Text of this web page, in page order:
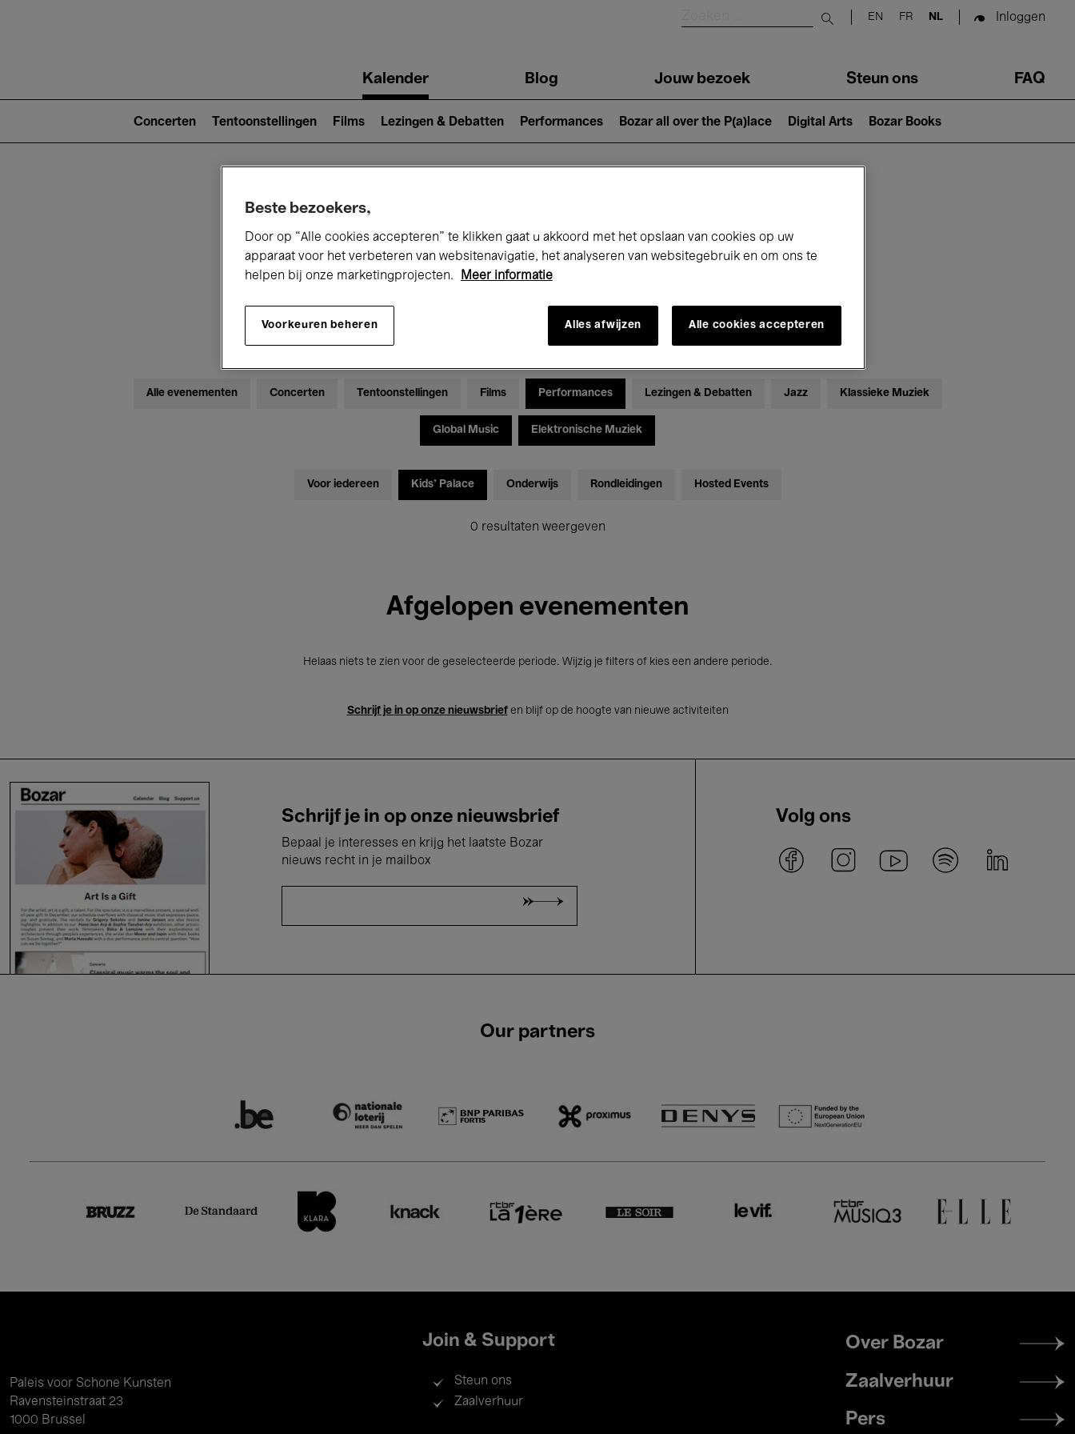
Submit search
EN FR NL Inloggen
navigationKalender Blog Jouw bezoek Steun ons FAQ
2)
Concerten Tentoonstellingen Films Lezingen & Debatten Performances Bozar all over the P(a)lace Digital Arts Bozar Books
Nu bij Bozar
Zondag 17 Mei 2026
Alle evenementen Concerten Tentoonstellingen Films Performances Lezingen & Debatten Jazz Klassieke Muziek
Global Music Elektronische Muziek
Voor iedereen Kids’ Palace Onderwijs Rondleidingen Hosted Events
0 resultaten weergeven
Afgelopen evenementen
Helaas niets te zien voor de geselecteerde periode. Wijzig je filters of kies een andere periode.
Schrijf je in op onze nieuwsbriefen blijf op de hoogte van nieuwe activiteiten
Schrijf je in op onze nieuwsbrief
Bepaal je interesses en krijg het laatste Bozar
nieuws recht in je mailbox
Volg ons
Our partners
Paleis voor Schone Kunsten
Ravensteinstraat 23
1000 Brussel
Join & Support
Steun ons
Zaalverhuur
Footer
menu
Over Bozar
Zaalverhuur
Pers
Beste bezoekers,
Door op “Alle cookies accepteren” te klikken gaat u akkoord met het opslaan van cookies op uw
apparaat voor het verbeteren van websitenavigatie, het analyseren van websitegebruik en om ons te
helpen bij onze marketingprojecten.
Meer informatie
Voorkeuren beheren Alles afwijzen Alle cookies accepteren